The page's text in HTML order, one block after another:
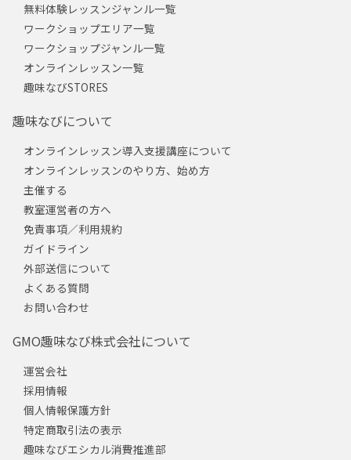
無料体験レッスンジャンル一覧
ワークショップエリア一覧
ワークショップジャンル一覧
オンラインレッスン一覧
趣味なびSTORES
趣味なびについて
オンラインレッスン導入支援講座について
オンラインレッスンのやり方、始め方
主催する
教室運営者の方へ
免責事項／利用規約
ガイドライン
外部送信について
よくある質問
お問い合わせ
GMO趣味なび株式会社について
運営会社
採用情報
個人情報保護方針
特定商取引法の表示
趣味なびエシカル消費推進部